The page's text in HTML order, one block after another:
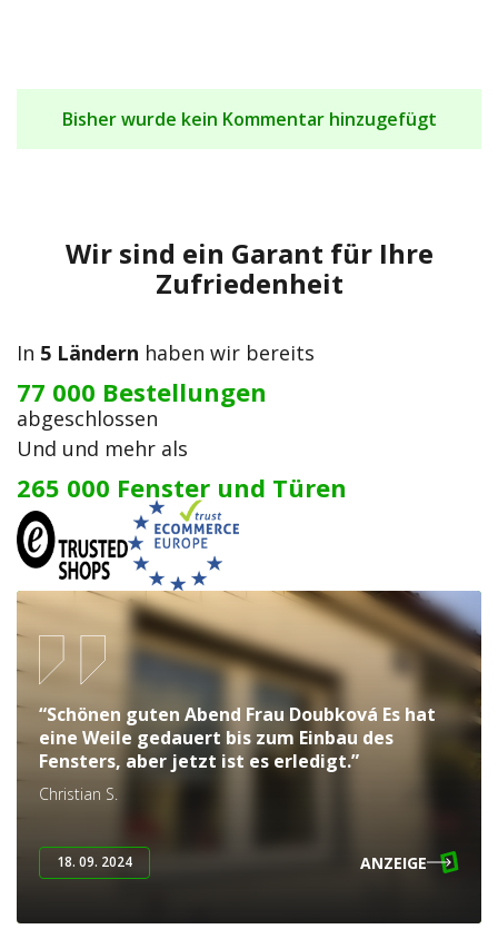
Bisher wurde kein Kommentar hinzugefügt
Wir sind ein Garant für Ihre
Zufriedenheit
In 5 Ländern haben wir bereits
77 000 Bestellungen
abgeschlossen
Und und mehr als
265 000 Fenster und Türen
“Schönen guten Abend Frau Doubková Es hat
eine Weile gedauert bis zum Einbau des
Fensters, aber jetzt ist es erledigt.”
Christian S.
18. 09. 2024 ANZEIGE